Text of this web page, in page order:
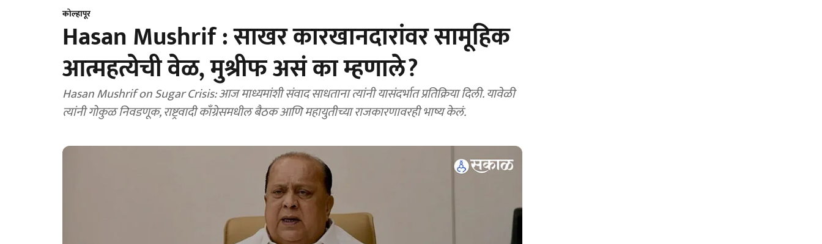
कोल्हापूर
Hasan Mushrif : साखर कारखानदारांवर सामूहिक
आत्महत्येची वेळ, मुश्रीफ असं का म्हणाले?
Hasan Mushrif on Sugar Crisis: आज माध्यमांशी संवाद साधताना त्यांनी यासंदर्भात प्रतिक्रिया दिली. यावेळी
त्यांनी गोकुळ निवडणूक, राष्ट्रवादी काँग्रेसमधील बैठक आणि महायुतीच्या राजकारणावरही भाष्य केलं.